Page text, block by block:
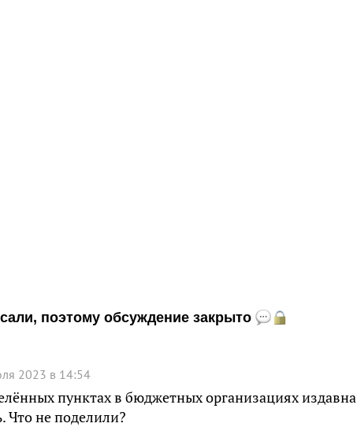
поэтому обсуждение закрыто
2023 в 14:54
пунктах в бюджетных организациях издавна
Что не поделили?